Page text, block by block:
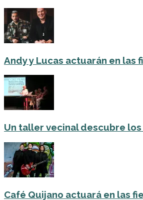
Andy y Lucas actuarán en las
Un taller vecinal descubre
Café Quijano actuará en las